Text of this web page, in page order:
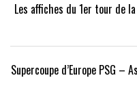
Les affiches du 1er tour de
Supercoupe d’Europe PSG